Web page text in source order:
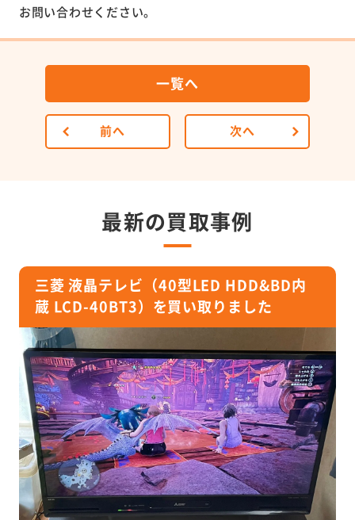
お問い合わせください。
前へ
一覧へ
次へ
最新の買取事例
三菱 液晶テレビ（40型LED HDD&BD内
蔵 LCD-40BT3）を買い取りました